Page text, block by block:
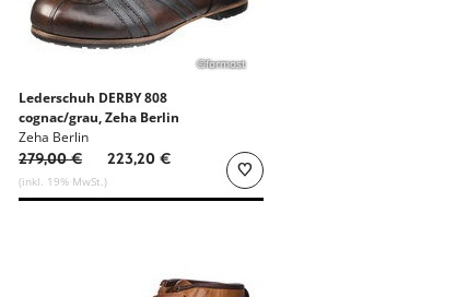
©formost
Lederschuh DERBY 808
cognac/grau, Zeha Berlin
-20%
Zeha Berlin
279,00 €
223,20 €
(inkl. 19% MwSt.)